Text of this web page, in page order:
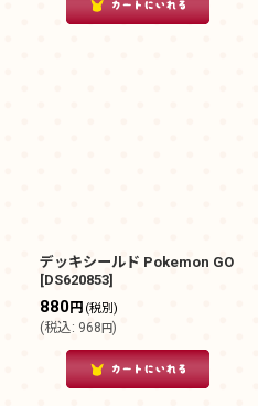
デッキシールド Pokemon GO
[DS620853]
880円 (税別)
(税込: 968円)